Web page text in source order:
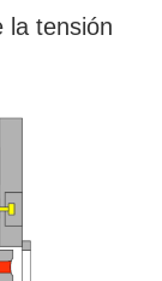
la tensión